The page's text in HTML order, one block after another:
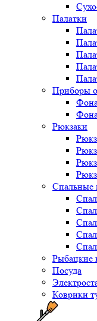
Палатки
Приборы
Рюкзаки
Спальные
Рыбацкие
Посуда
Коврики